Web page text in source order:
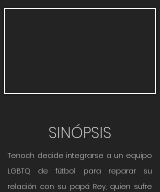
SINÓPSIS
Tenoch decide integrarse a un equipo
LGBTQ de fútbol para reparar su
relación con su papá Rey, quien sufre